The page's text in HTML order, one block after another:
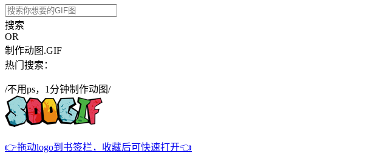
搜索
OR
制作动图.GIF
热门搜索：
/不用ps，1分钟制作动图/
👉拖动logo到书签栏，收藏后可快速打开👈